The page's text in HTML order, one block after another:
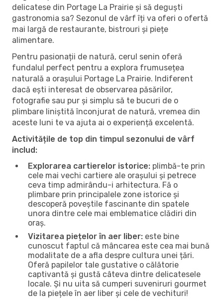
delicatese din Portage La Prairie și să deguști
gastronomia sa? Sezonul de vârf îți va oferi o ofertă
mai largă de restaurante, bistrouri și piețe
alimentare.
Pentru pasionații de natură, cerul senin oferă
fundalul perfect pentru a explora frumusețea
naturală a orașului Portage La Prairie. Indiferent
dacă ești interesat de observarea păsărilor,
fotografie sau pur și simplu să te bucuri de o
plimbare liniștită înconjurat de natură, vremea din
aceste luni te va ajuta ai o experiență excelentă.
Activitățile de top din timpul sezonului de vârf
includ:
Explorarea cartierelor istorice: plimbă-te prin
cele mai vechi cartiere ale orașului și petrece
ceva timp admirându-i arhitectura. Fă o
plimbare prin principalele zone istorice și
descoperă poveștile fascinante din spatele
unora dintre cele mai emblematice clădiri din
oraș.
Vizitarea piețelor în aer liber: este bine
cunoscut faptul că mâncarea este cea mai bună
modalitate de a afla despre cultura unei țări.
Oferă papilelor tale gustative o călătorie
captivantă și gustă câteva dintre delicatesele
locale. Și nu uita să cumperi suveniruri gourmet
de la piețele în aer liber și cele de vechituri!